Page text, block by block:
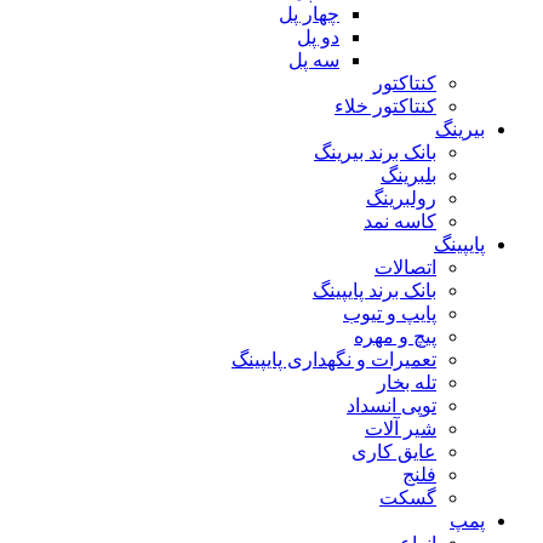
چهار پل
دو پل
سه پل
کنتاکتور
کنتاکتور خلاء
بیرینگ
بانک برند بیرینگ
بلبرینگ
رولبرینگ
کاسه نمد
پایپینگ
اتصالات
بانک برند پایپینگ
پایپ و تیوب
پیچ و مهره
تعمیرات و نگهداری پایپینگ
تله بخار
توپی انسداد
شیر آلات
عایق کاری
فلنج
گسکت
پمپ